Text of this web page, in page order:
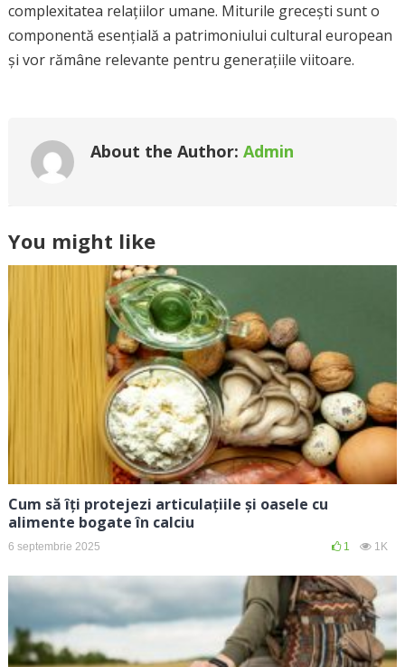
complexitatea relațiilor umane. Miturile grecești sunt o
componentă esențială a patrimoniului cultural european
și vor rămâne relevante pentru generațiile viitoare.
About the Author: Admin
You might like
Cum să îți protejezi articulațiile și oasele cu
alimente bogate în calciu
6 septembrie 2025 1 1K